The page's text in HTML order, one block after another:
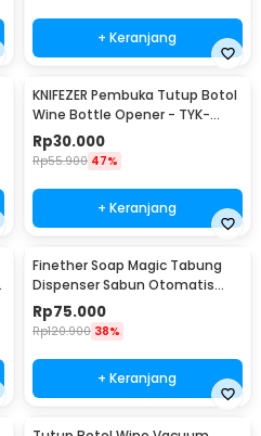
+ Keranjang
KNIFEZER Pembuka Tutup Botol
Wine Bottle Opener - TYK-
074B
Rp30.000
Rp55.900 47%
+ Keranjang
Finether Soap Magic Tabung
Dispenser Sabun Otomatis
400ml - AD-03
Rp75.000
Rp120.900 38%
+ Keranjang